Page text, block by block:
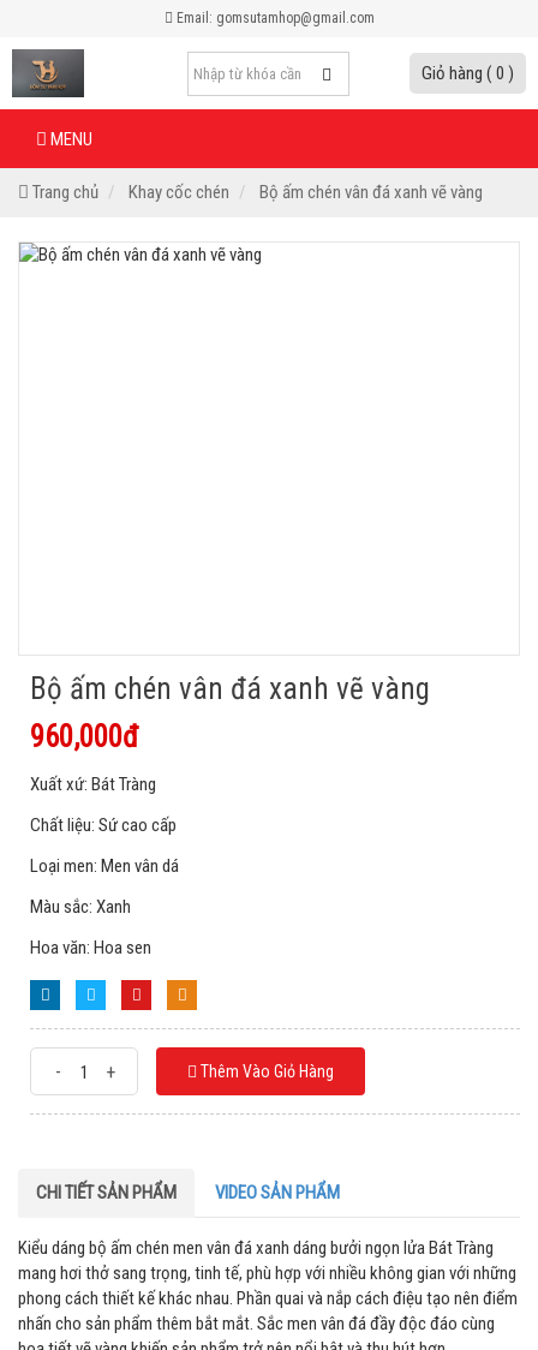
Email: gomsutamhop@gmail.com
Giỏ hàng ( 0 )
MENU
Trang chủ Khay cốc chén Bộ ấm chén vân đá xanh vẽ vàng
Bộ ấm chén vân đá xanh vẽ vàng
960,000đ
Xuất xứ: Bát Tràng
Chất liệu: Sứ cao cấp
Loại men: Men vân dá
Màu sắc: Xanh
Hoa văn: Hoa sen
- + Thêm Vào Giỏ Hàng
CHI TIẾT SẢN PHẨM VIDEO SẢN PHẨM
Kiểu dáng bộ ấm chén men vân đá xanh dáng bưởi ngọn lửa Bát Tràng
mang hơi thở sang trọng, tinh tế, phù hợp với nhiều không gian với những
phong cách thiết kế khác nhau. Phần quai và nắp cách điệu tạo nên điểm
nhấn cho sản phẩm thêm bắt mắt. Sắc men vân đá đầy độc đáo cùng